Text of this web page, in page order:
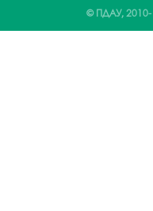
© ПДАУ, 2010-